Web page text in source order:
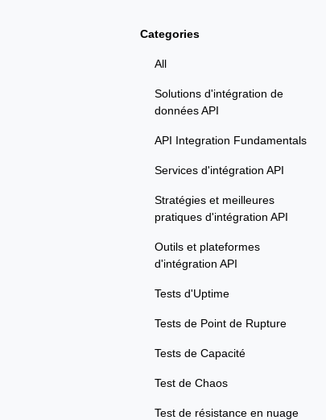
Categories
All
Solutions d'intégration de
données API
API Integration Fundamentals
Services d'intégration API
Stratégies et meilleures
pratiques d'intégration API
Outils et plateformes
d'intégration API
Tests d'Uptime
Tests de Point de Rupture
Tests de Capacité
Test de Chaos
Test de résistance en nuage